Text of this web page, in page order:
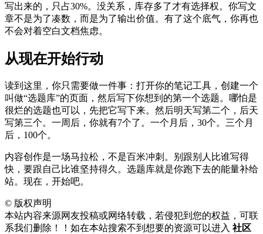
写出来的，只占30%。没关系，库存多了才有选择权。你写文
章不是为了凑数，而是为了输出价值。有了这个底气，你再也
不会对着空白文档焦虑。
从现在开始行动
读到这里，你只需要做一件事：打开你的笔记工具，创建一个
叫做“选题库”的页面，然后写下你想到的第一个选题。哪怕是
很烂的选题也可以，先把它写下来。然后明天写第二个，后天
写第三个。一周后，你就有7个了。一个月后，30个。三个月
后，100个。
内容创作是一场马拉松，不是百米冲刺。别跟别人比谁写得
快，要跟自己比谁坚持得久。选题库就是你跑下去的能量补给
站。现在，开始吧。
© 版权声明
本站内容来源网友投稿或网络转载，若侵犯到您的权益，可联
系我们删除！！如在本站搜索不到想要的资源可以进入 社区